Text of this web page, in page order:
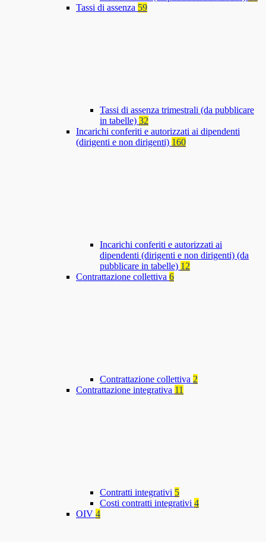
Tassi di assenza 59
Tassi di assenza trimestrali (da pubblicare
in tabelle) 32
Incarichi conferiti e autorizzati ai dipendenti
(dirigenti e non dirigenti) 160
Incarichi conferiti e autorizzati ai
dipendenti (dirigenti e non dirigenti) (da
pubblicare in tabelle) 12
Contrattazione collettiva 6
Contrattazione collettiva 2
Contrattazione integrativa 11
Contratti integrativi 5
Costi contratti integrativi 4
OIV 4